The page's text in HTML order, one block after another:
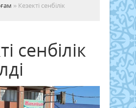
» Кезекті сенбілік
сенбілік